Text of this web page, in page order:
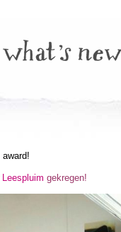
award!
Leespluim gekregen!